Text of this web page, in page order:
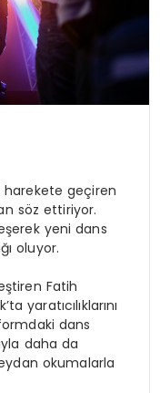
harekete geçiren
söz ettiriyor.
yeni dans
oluyor.
Fatih
yaratıcılıklarını
dans
daha da
okumalarla